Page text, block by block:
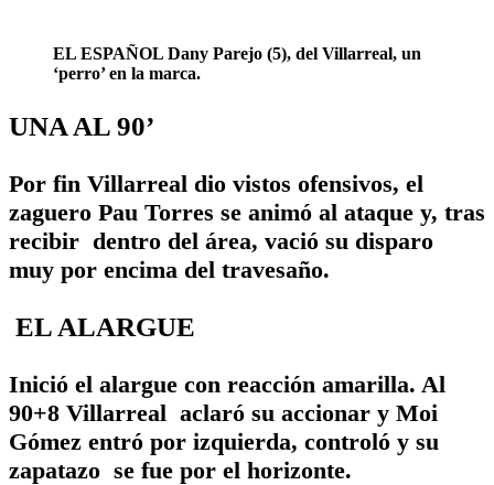
EL ESPAÑOL Dany Parejo (5), del Villarreal, un
‘perro’ en la marca.
UNA AL 90’
Por fin Villarreal dio vistos ofensivos, el
zaguero Pau Torres se animó al ataque y, tras
recibir dentro del área, vació su disparo
muy por encima del travesaño.
EL ALARGUE
Inició el alargue con reacción amarilla. Al
90+8 Villarreal aclaró su accionar y Moi
Gómez entró por izquierda, controló y su
zapatazo se fue por el horizonte.